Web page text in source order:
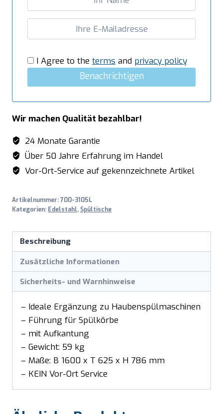
Menge
I Agree to the terms and privacy policy
Benachrichtigen
Wir machen Qualität bezahlbar!
24 Monate Garantie
Über 50 Jahre Erfahrung im Handel
Vor-Ort-Service auf gekennzeichnete Artikel
Artikelnummer:700-3105L
Kategorien: Edelstahl, Spültische
Beschreibung
Zusätzliche Informationen
Sicherheits- und Warnhinweise
– Ideale Ergänzung zu Haubenspülmaschinen
– Führung für Spülkörbe
– mit Aufkantung
– Gewicht: 59 kg
– Maße: B 1600 x T 625 x H 786 mm
– KEIN Vor-Ort Service